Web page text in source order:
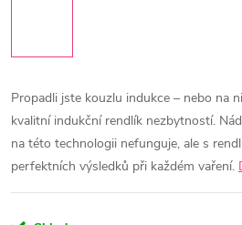
Propadli jste kouzlu indukce – nebo na
kvalitní indukční rendlík nezbytností.
na této technologii nefunguje, ale s
perfektních výsledků při každém vaření.